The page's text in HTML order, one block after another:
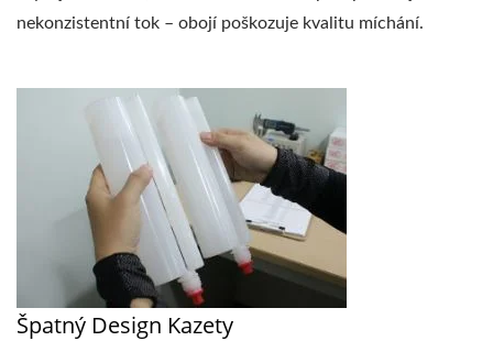
nekonzistentní tok – obojí poškozuje kvalitu míchání.
Špatný Design Kazety